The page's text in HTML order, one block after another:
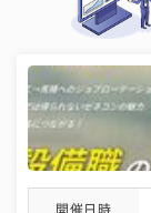
開催日時